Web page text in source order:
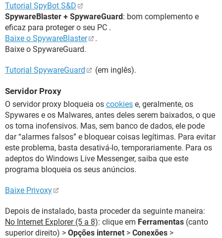
Tutorial SpyBot S&D
SpywareBlaster + SpywareGuard: bom complemento e
eficaz para proteger o seu PC .
Baixe o SpywareBlaster
.
Baixe o SpywareGuard.
Tutorial SpywareGuard (em inglês).
Servidor Proxy
O servidor proxy bloqueia os cookies e, geralmente, os
Spywares e os Malwares, antes deles serem baixados, o que
os torna inofensivos. Mas, sem banco de dados, ele pode
dar “alarmes falsos” e bloquear coisas legítimas. Para evitar
este problema, basta desativá-lo, temporariamente. Para os
adeptos do Windows Live Messenger, saiba que este
programa bloqueia os seus anúncios.
Baixe Privoxy
Depois de instalado, basta proceder da seguinte maneira:
No Internet Explorer (5 a 8): clique em Ferramentas (canto
superior direito) > Opções internet > Conexões >